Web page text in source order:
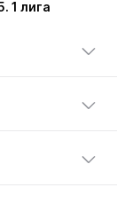
1 лига